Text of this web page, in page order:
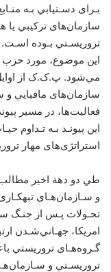
ﺑـﺮای دﺳـﺘﻴﺎﺑﻲ ﺑـﻪ
ﺳﺎزﻣﺎنﻫﺎی ﺗﺮﻛﻴﺒﻲ ﻳﺎ
ﺗﺮورﻳﺴـﺘﻲ ﺑـﻮده
اﻳﻦ ﻣﻮﺿﻮع، ﻣﻮرد
ﺳﺎزﻣﺎنﻫﺎی ﻣﺎﻓﻴﺎﻳﻲ
ﻓﻌﺎﻟﻴﺖﻫﺎ، در ﻣﺴﻴﺮ
اﻳﻦ ﭘﻴﻮﻧـﺪ ﺑـﻪ ﺗـﺪاوم
اﺳﺘﺮاﺗﮋیﻫﺎی ﻣﻬﺎر
ﻃﻲ دو دﻫﺔ اﺧﻴﺮ ﻣﻄﺎﻟﺐ
و ﺳـﺎزﻣﺎنﻫـﺎی
ﺗﺤـﻮﻻت ﭘـﺲ از ﺟﻨـﮓ
اﻣﺮﻳﻜﺎ، ﺟﻬـﺎﻧﻲﺷـﺪن
ﮔـﺮوهﻫـﺎی
ﺗﺮورﻳﺴـﺘﻲ و